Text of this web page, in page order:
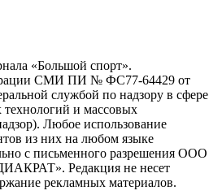
«Большой спорт».
СМИ ПИ № ФС77-64429 от
службой по надзору в сфере
и массовых
Любое использование
из них на любом языке
с письменного разрешения ООО
Редакция не несет
рекламных материалов.